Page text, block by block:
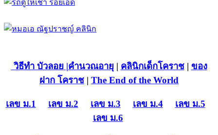
วิธีทำ บัวลอย |คำนวณอายุ | คลินิกเด็กโคราช| ของ
ฝาก โคราช | The End of the World
เลข ม.1 เลข ม.2 เลข ม.3 เลข ม.4
เลข ม.5
เลข ม.6